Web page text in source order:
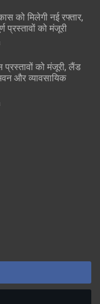
को मिलेगी नई रफ्तार,
प्रस्तावों को मंजूरी
प्रस्तावों को मंजूरी, लैंड
और व्यावसायिक